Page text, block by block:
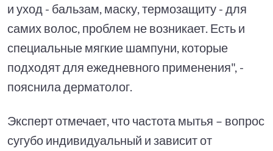
и уход - бальзам, маску, термозащиту - для
самих волос, проблем не возникает. Есть и
специальные мягкие шампуни, которые
подходят для ежедневного применения", -
пояснила дерматолог.
Эксперт отмечает, что частота мытья – вопрос
сугубо индивидуальный и зависит от